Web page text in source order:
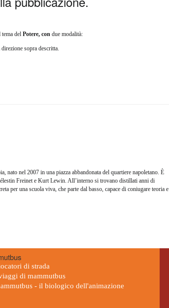
del Potere, con due modalità:
sopra descritta.
nato nel 2007 in una piazza abbandonata del quartiere napoletano. È
Freinet e Kurt Lewin. All’interno si trovano distillati anni di
per una scuola viva, che parte dal basso, capace di coniugare teoria e
di strada
di mammutbus
- il biologico dell'animazione